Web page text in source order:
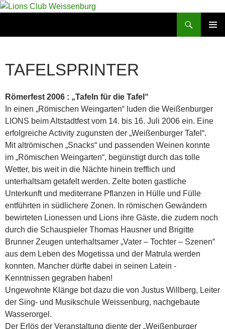
Zum
TAFELSPRINTER
Römerfest 2006 : „Tafeln für die Tafel“
In einen „Römischen Weingarten“ luden die Weißenburger
LIONS beim Altstadtfest vom 14. bis 16. Juli 2006 ein. Eine
erfolgreiche Activity zugunsten der „Weißenburger Tafel“.
Mit altrömischen „Snacks“ und passenden Weinen konnte
im „Römischen Weingarten“, begünstigt durch das tolle
Wetter, bis weit in die Nächte hinein trefflich und
unterhaltsam getafelt werden. Zelte boten gastliche
Unterkunft und mediterrane Pflanzen in Hülle und Fülle
entführten in südlichere Zonen. In römischen Gewändern
bewirteten Lionessen und Lions ihre Gäste, die zudem noch
durch die Schauspieler Thomas Hausner und Brigitte
Brunner Zeugen unterhaltsamer „Vater – Tochter – Szenen“
aus dem Leben des Mogetissa und der Matrula werden
konnten. Mancher dürfte dabei in seinen Latein -
Kenntnissen gegraben haben!
Ungewohnte Klänge bot dazu die von Justus Willberg, Leiter
der Sing- und Musikschule Weissenburg, nachgebaute
Wasserorgel.
Der Erlös der Veranstaltung diente der „Weißenburger